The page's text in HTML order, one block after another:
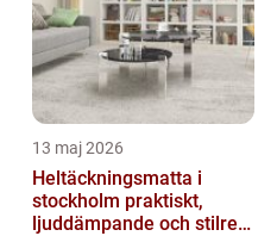
13 maj 2026
Heltäckningsmatta i
stockholm praktiskt,
ljuddämpande och stilrent